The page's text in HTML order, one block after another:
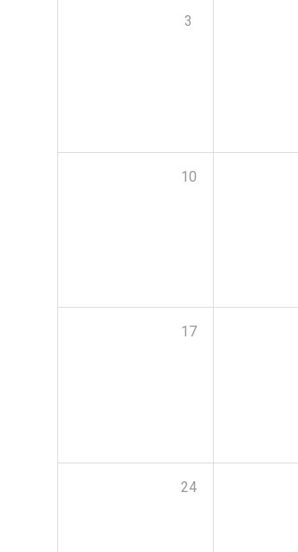
3
10
17
24